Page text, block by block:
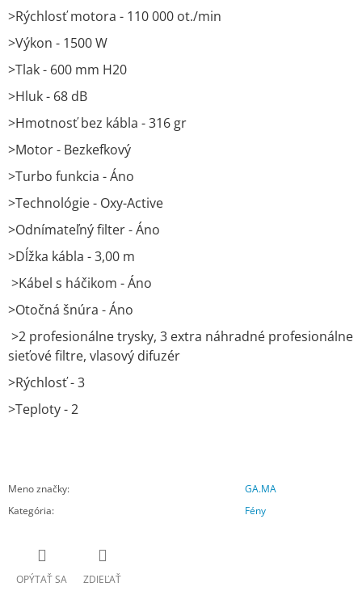
>Rýchlosť motora - 110 000 ot./min
>Výkon - 1500 W
>Tlak - 600 mm H20
>Hluk - 68 dB
>Hmotnosť bez kábla - 316 gr
>Motor - Bezkefkový
>Turbo funkcia - Áno
>Technológie - Oxy-Active
>Odnímateľný filter - Áno
>Dĺžka kábla - 3,00 m
>Kábel s háčikom - Áno
>Otočná šnúra - Áno
>2 profesionálne trysky, 3 extra náhradné profesionálne
sieťové filtre, vlasový difuzér
>Rýchlosť - 3
>Teploty - 2
Meno značky:
GA.MA
Kategória: Fény
OPÝTAŤ SA ZDIEĽAŤ